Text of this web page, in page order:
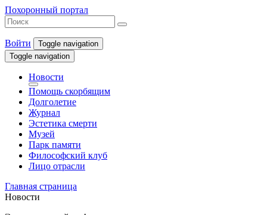
Похоронный портал
Войти
Toggle navigation
Toggle navigation
Новости
Помощь скорбящим
Долголетие
Журнал
Эстетика смерти
Музей
Парк памяти
Философский клуб
Лицо отрасли
Главная страница
Новости